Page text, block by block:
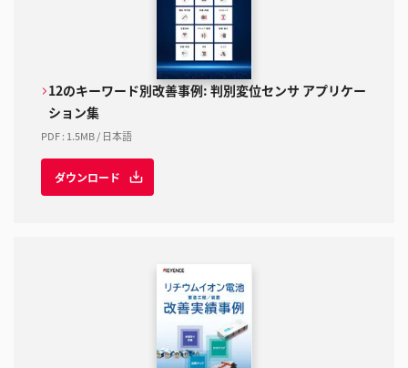
12のキーワード別改善事例: 判別変位センサ アプリケー
ション集
PDF: 1.5MB/ 日本語
ダウンロード